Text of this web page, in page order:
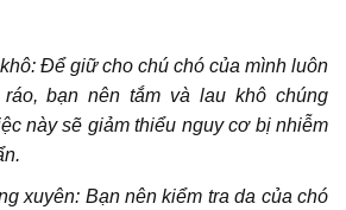
Để giữ cho chú chó của mình luôn
bạn nên tắm và lau khô chúng
này sẽ giảm thiểu nguy cơ bị nhiễm
xuyên: Bạn nên kiểm tra da của chó